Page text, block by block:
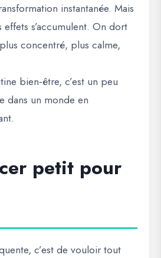
instantanée. Mais
s’accumulent. On dort
concentré, plus calme,
bien-être, c’est un peu
dans un monde en
petit pour
c’est de vouloir tout